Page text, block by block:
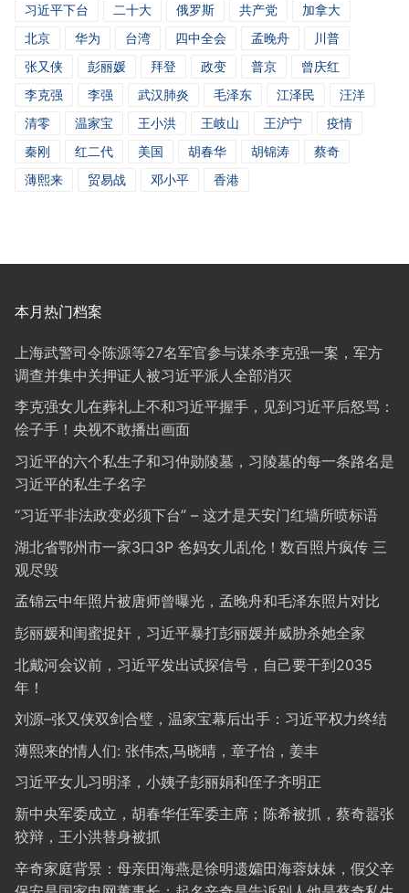
习近平下台
二十大 俄罗斯 共产党
加拿大
北京
华为 台湾 四中全会 孟晚舟
川普
张又侠
彭丽媛 拜登 政变 普京
曾庆红
李克强
李强 武汉肺炎 毛泽东 江泽民
汪洋
清零
温家宝 王小洪 王岐山 王沪宁
疫情
秦刚
红二代 美国 胡春华 胡锦涛
蔡奇
薄熙来
贸易战 邓小平 香港
本月热门档案
上海武警司令陈源等27名军官参与谋杀李克强一案，军方
调查并集中关押证人被习近平派人全部消灭
李克强女儿在葬礼上不和习近平握手，见到习近平后怒骂：
侩子手！央视不敢播出画面
习近平的六个私生子和习仲勋陵墓，习陵墓的每一条路名是
习近平的私生子名字
“习近平非法政变必须下台” – 这才是天安门红墙所喷标语
湖北省鄂州市一家3口3P 爸妈女儿乱伦！数百照片疯传 三
观尽毁
孟锦云中年照片被唐师曾曝光，孟晚舟和毛泽东照片对比
彭丽媛和闺蜜捉奸，习近平暴打彭丽媛并威胁杀她全家
北戴河会议前，习近平发出试探信号，自己要干到2035
年！
刘源–张又侠双剑合璧，温家宝幕后出手：习近平权力终结
薄熙来的情人们: 张伟杰,马晓晴，章子怡，姜丰
习近平女儿习明泽，小姨子彭丽娟和侄子齐明正
新中央军委成立，胡春华任军委主席；陈希被抓，蔡奇嚣张
狡辩，王小洪替身被抓
辛奇家庭背景：母亲田海燕是徐明遗孀田海蓉妹妹，假父辛